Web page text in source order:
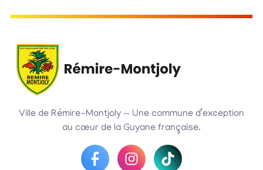
Ville de Rémire-Montjoly — Une commune d’exception
au cœur de la Guyane française.